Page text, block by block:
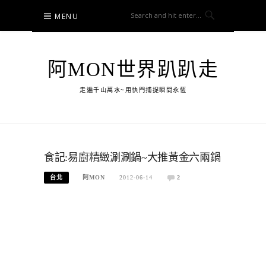
content
MENU
阿MON世界趴趴走
走遍千山萬水~用快門捕捉瞬間永恆
食記:易廚精緻涮涮鍋~大推黃金六兩鍋
台北 阿MON 2012-06-14 2